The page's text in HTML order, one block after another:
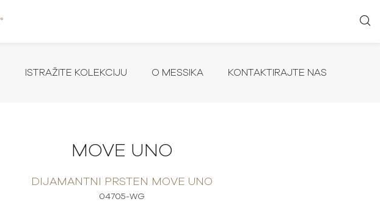
ISTRAŽITE KOLEKCIJU O MESSIKA KONTAKTIRAJTE NAS
MOVE UNO
DIJAMANTNI PRSTEN MOVE UNO
04705-WG